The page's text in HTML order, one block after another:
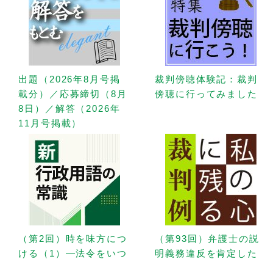
出題（2026年8月号掲
載分）／応募締切（8月
8日）／解答（2026年
11月号掲載）
裁判傍聴体験記：裁判
傍聴に行ってみました
（第2回）時を味方につ
ける（1）—法令をいつ
（第93回）弁護士の説
明義務違反を肯定した